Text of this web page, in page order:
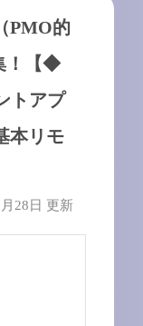
的
！【◆
トアプ
本リモ
28日 更新